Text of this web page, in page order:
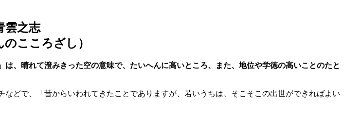
雲之志
のこころざし）
、晴れて澄みきった空の意味で、たいへんに高いところ、また、地位や学徳の高いことのたと
どで、「昔からいわれてきたことでありますが、若いうちは、そこそこの出世ができればよい